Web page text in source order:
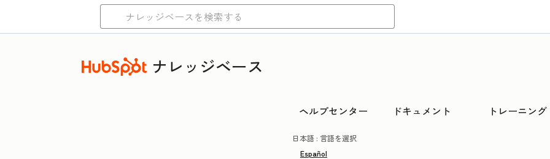
ナレッジベース
ヘルプセンター ドキュメント トレーニング
日本語 : 言語を選択
Español